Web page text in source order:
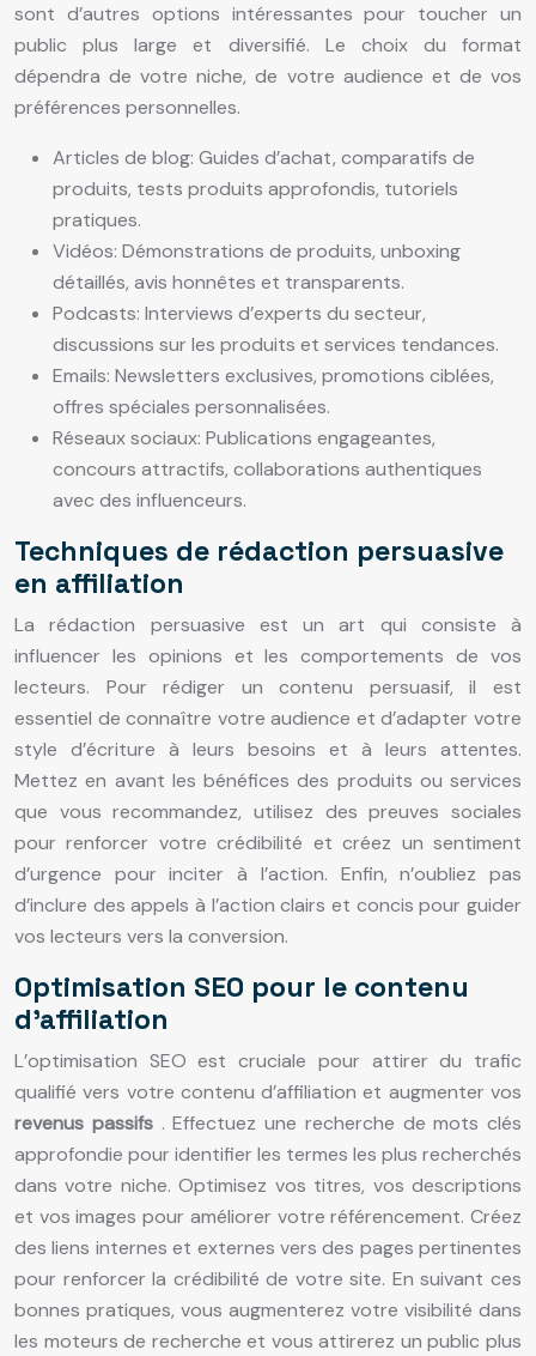
sont d’autres options intéressantes pour toucher un
public plus large et diversifié. Le choix du format
dépendra de votre niche, de votre audience et de vos
préférences personnelles.
Articles de blog: Guides d’achat, comparatifs de
produits, tests produits approfondis, tutoriels
pratiques.
Vidéos: Démonstrations de produits, unboxing
détaillés, avis honnêtes et transparents.
Podcasts: Interviews d’experts du secteur,
discussions sur les produits et services tendances.
Emails: Newsletters exclusives, promotions ciblées,
offres spéciales personnalisées.
Réseaux sociaux: Publications engageantes,
concours attractifs, collaborations authentiques
avec des influenceurs.
Techniques de rédaction persuasive
en affiliation
La rédaction persuasive est un art qui consiste à
influencer les opinions et les comportements de vos
lecteurs. Pour rédiger un contenu persuasif, il est
essentiel de connaître votre audience et d’adapter votre
style d’écriture à leurs besoins et à leurs attentes.
Mettez en avant les bénéfices des produits ou services
que vous recommandez, utilisez des preuves sociales
pour renforcer votre crédibilité et créez un sentiment
d’urgence pour inciter à l’action. Enfin, n’oubliez pas
d’inclure des appels à l’action clairs et concis pour guider
vos lecteurs vers la conversion.
Optimisation SEO pour le contenu
d’affiliation
L’optimisation SEO est cruciale pour attirer du trafic
qualifié vers votre contenu d’affiliation et augmenter vos
revenus passifs . Effectuez une recherche de mots clés
approfondie pour identifier les termes les plus recherchés
dans votre niche. Optimisez vos titres, vos descriptions
et vos images pour améliorer votre référencement. Créez
des liens internes et externes vers des pages pertinentes
pour renforcer la crédibilité de votre site. En suivant ces
bonnes pratiques, vous augmenterez votre visibilité dans
les moteurs de recherche et vous attirerez un public plus